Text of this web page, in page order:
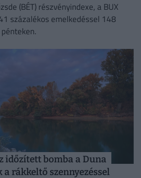
(BÉT) részvényindexe, a BUX
százalékos emelkedéssel 148
időzített bomba a Duna
rákkeltő szennyezéssel